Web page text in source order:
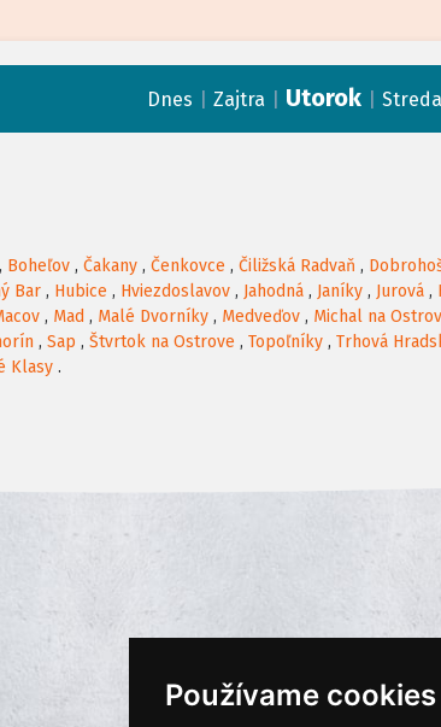
Používame cookies
Dnes Zajtra Utorok Streda
, Boheľov , Čakany , Čenkovce , Čiližská Radvaň ,
Bar , Hubice , Hviezdoslavov , Jahodná , Janíky , Jurová ,
, Mad , Malé Dvorníky , Medveďov , Michal na
, Sap , Štvrtok na Ostrove , Topoľníky , Trhová
Klasy .
Ochrana osobných údajov